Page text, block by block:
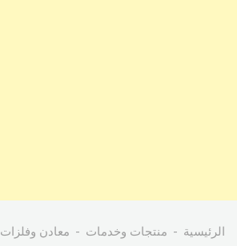
الرئيسية منتجات وخدمات معادن وفلزات